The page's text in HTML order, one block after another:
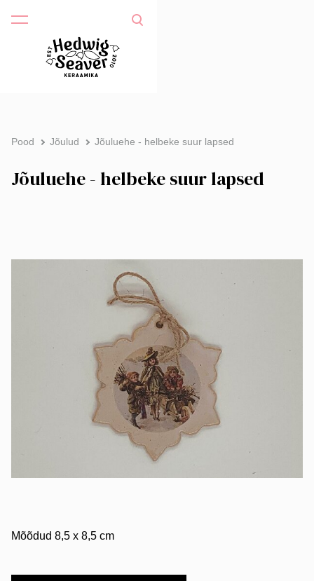
Pood Jõulud Jõuluehe - helbeke suur lapsed
Jõuluehe - helbeke suur lapsed
Mõõdud 8,5 x 8,5 cm